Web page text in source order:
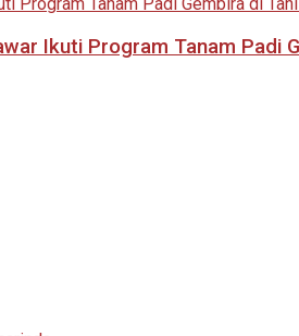
Ikuti Program Tanam Padi